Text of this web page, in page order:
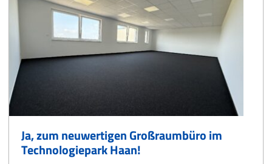
Ja, zum neuwertigen Großraumbüro im
Technologiepark Haan!